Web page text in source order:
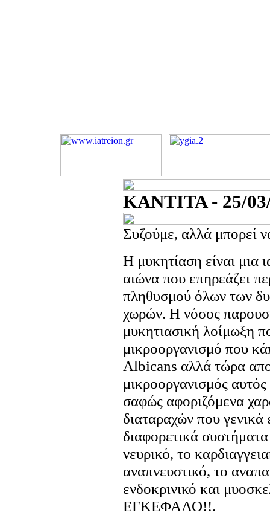
ΚΑΝΤΙΤΑ - 25/
Συζούμε, αλλά μπορεί
Η μυκητίαση είναι μια
αιώνα που επηρεάζει
πληθυσμού όλων των
χωρών. Η νόσος
μυκητιασική λοίμωξη
μικροοργανισμό που
Albicans αλλά τώρα
μικροοργανισμός
σαφώς αφοριζόμενα
διαταραχών που γενικά
διαφορετικά
νευρικό, το
αναπνευστικό, το
ενδοκρινικό και
ΕΓΚΕΦΑΛΟ!!.